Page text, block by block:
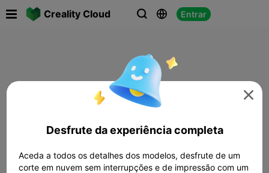
Creality Cloud   Entrar

Desfrute da experiência completa
Aceda a todos os detalhes dos modelos, desfrute de um
corte em nuvem sem interrupções e de impressão com um